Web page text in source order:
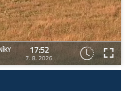
17:52
7. 8. 2026